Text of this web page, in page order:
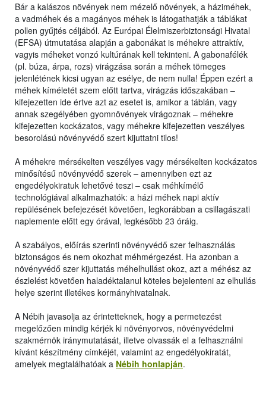
Bár a kalászos növények nem mézelő növények, a háziméhek,
a vadméhek és a magányos méhek is látogathatják a táblákat
pollen gyűjtés céljából. Az Európai Élelmiszerbiztonsági Hivatal
(EFSA) útmutatása alapján a gabonákat is méhekre attraktív,
vagyis méheket vonzó kultúrának kell tekinteni. A gabonafélék
(pl. búza, árpa, rozs) virágzása során a méhek tömeges
jelenlétének kicsi ugyan az esélye, de nem nulla! Éppen ezért a
méhek kíméletét szem előtt tartva, virágzás időszakában –
kifejezetten ide értve azt az esetet is, amikor a táblán, vagy
annak szegélyében gyomnövények virágoznak – méhekre
kifejezetten kockázatos, vagy méhekre kifejezetten veszélyes
besorolású növényvédő szert kijuttatni tilos!
A méhekre mérsékelten veszélyes vagy mérsékelten kockázatos
minősítésű növényvédő szerek – amennyiben ezt az
engedélyokiratuk lehetővé teszi – csak méhkímélő
technológiával alkalmazhatók: a házi méhek napi aktív
repülésének befejezését követően, legkorábban a csillagászati
naplemente előtt egy órával, legkésőbb 23 óráig.
A szabályos, előírás szerinti növényvédő szer felhasználás
biztonságos és nem okozhat méhmérgezést. Ha azonban a
növényvédő szer kijuttatás méhelhullást okoz, azt a méhész az
észlelést követően haladéktalanul köteles bejelenteni az elhullás
helye szerint illetékes kormányhivatalnak.
A Nébih javasolja az érintetteknek, hogy a permetezést
megelőzően mindig kérjék ki növényorvos, növényvédelmi
szakmérnök iránymutatását, illetve olvassák el a felhasználni
kívánt készítmény címkéjét, valamint az engedélyokiratát,
amelyek megtalálhatóak a Nébih honlapján.